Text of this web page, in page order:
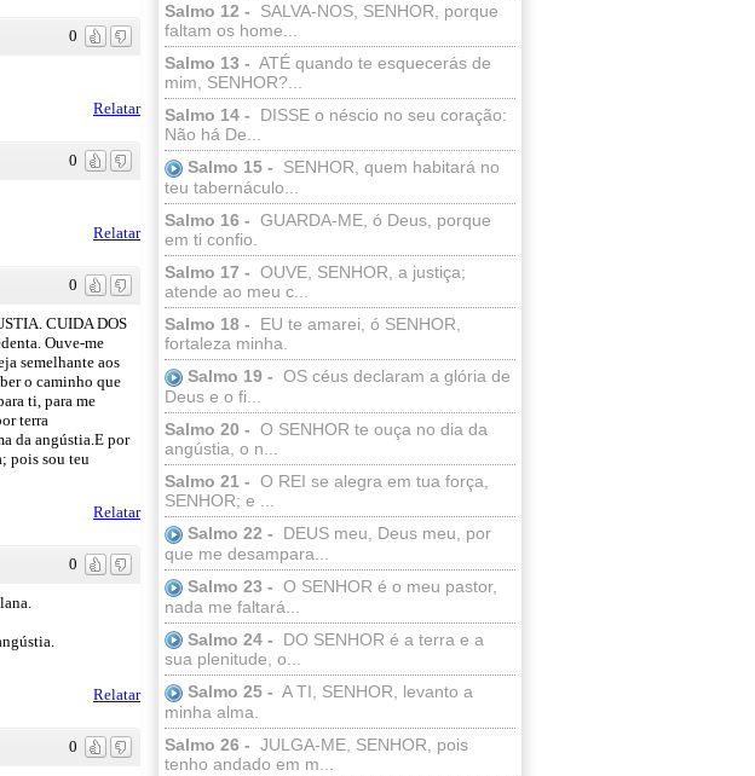
Salmo 12 -
SALVA-NOS, SENHOR, porque
faltam os home...
Salmo 13 - ATÉ quando te esquecerás de
mim, SENHOR?...
Salmo 14 -
DISSE o néscio no seu coração:
Não há De...
Salmo 15 -
SENHOR, quem habitará no
teu tabernáculo...
Salmo 16 - GUARDA-ME, ó Deus, porque
em ti confio.
Salmo 17 - OUVE, SENHOR, a justiça;
atende ao meu c...
Salmo 18 -
EU te amarei, ó SENHOR,
fortaleza minha.
Salmo 19 - OS céus declaram a glória de
Deus e o fi...
Salmo 20 - O SENHOR te ouça no dia da
angústia, o n...
Salmo 21 - O REI se alegra em tua força,
SENHOR; e ...
Salmo 22 -
DEUS meu, Deus meu, por
que me desampara...
Salmo 23 - O SENHOR é o meu pastor,
nada me faltará...
Salmo 24 -
DO SENHOR é a terra e a
sua plenitude, o...
Salmo 25 - A TI, SENHOR, levanto a
minha alma.
Salmo 26 - JULGA-ME, SENHOR, pois
tenho andado em m...
0
Relatar
0
Relatar
0
CUIDA DOS
Ouve-me
semelhante aos
o caminho que
ti, para me
terra
da angústia.E por
pois sou teu
Relatar
0
Relatar
0